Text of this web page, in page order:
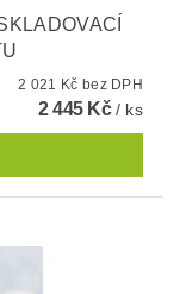
2 021 Kč bez DPH
2 445 Kč/ ks